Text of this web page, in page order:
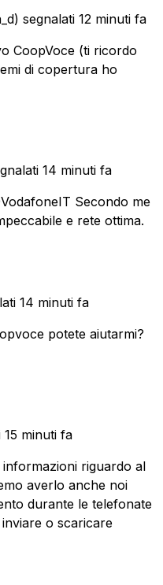
segnalati 12 minuti fa
CoopVoce (ti ricordo
di copertura ho
14 minuti fa
Secondo me
e rete ottima.
14 minuti fa
potete aiutarmi?
15 minuti fa
informazioni riguardo al
averlo anche noi
durante le telefonate
o scaricare